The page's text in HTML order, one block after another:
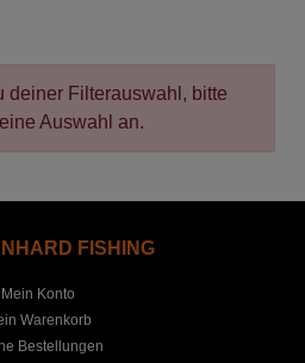
deiner Filterauswahl, bitte
Auswahl an.
FISHING
Mein Konto
Warenkorb
Bestellungen